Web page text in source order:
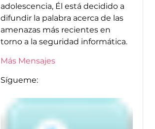
adolescencia, Él está decidido a
difundir la palabra acerca de las
amenazas más recientes en
torno a la seguridad informática.
Más Mensajes
Sígueme: